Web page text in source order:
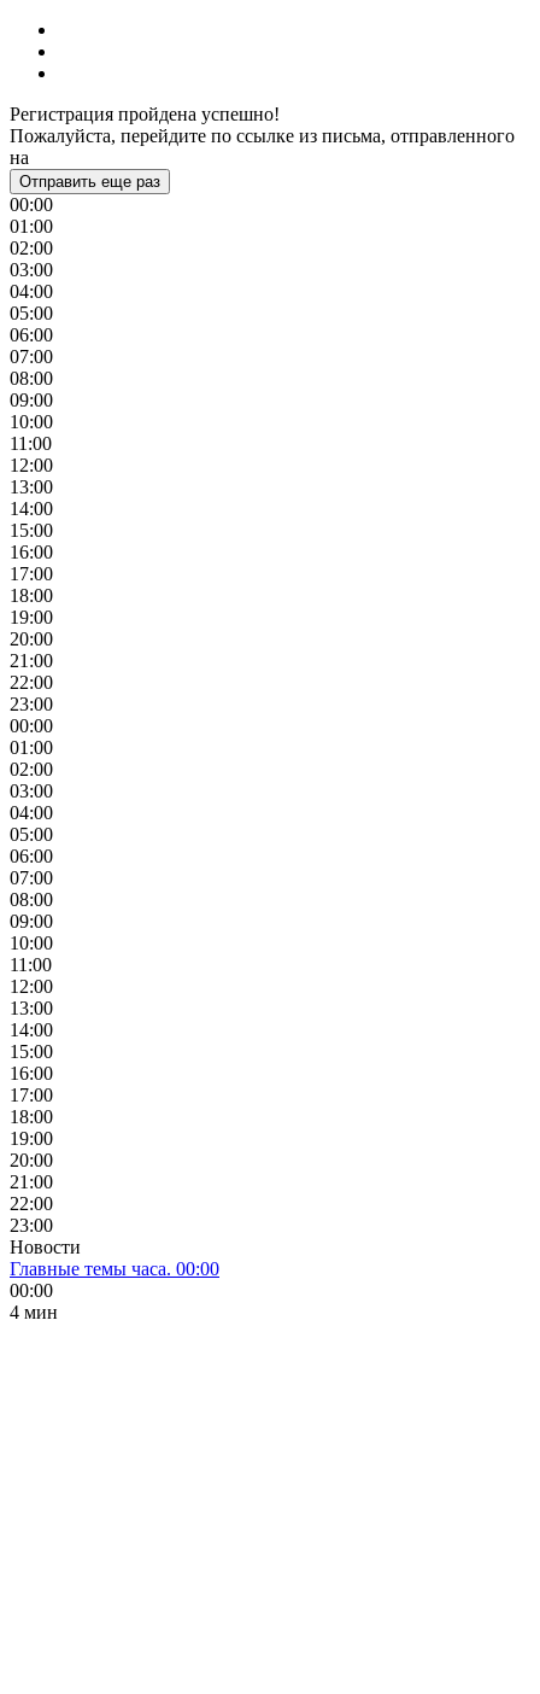
Регистрация пройдена успешно!
Пожалуйста, перейдите по ссылке из письма, отправленного
на
Отправить еще раз
00:00
01:00
02:00
03:00
04:00
05:00
06:00
07:00
08:00
09:00
10:00
11:00
12:00
13:00
14:00
15:00
16:00
17:00
18:00
19:00
20:00
21:00
22:00
23:00
00:00
01:00
02:00
03:00
04:00
05:00
06:00
07:00
08:00
09:00
10:00
11:00
12:00
13:00
14:00
15:00
16:00
17:00
18:00
19:00
20:00
21:00
22:00
23:00
Новости
Главные темы часа. 00:00
00:00
4 мин